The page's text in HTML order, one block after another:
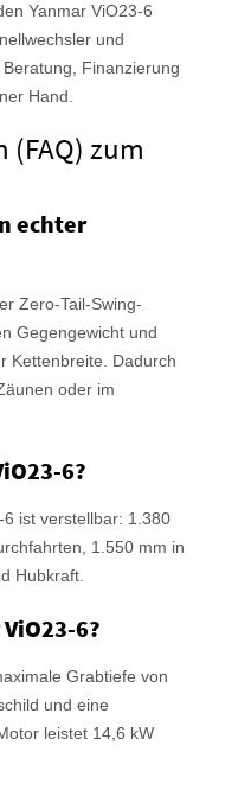
Yanmar ViO23-6
und
Finanzierung
Hand.
(FAQ) zum
echter
Zero-Tail-Swing-
Gegengewicht und
Kettenbreite. Dadurch
oder im
6?
ist verstellbar: 1.380
1.550 mm in
Hubkraft.
6?
Grabtiefe von
und eine
leistet 14,6 kW